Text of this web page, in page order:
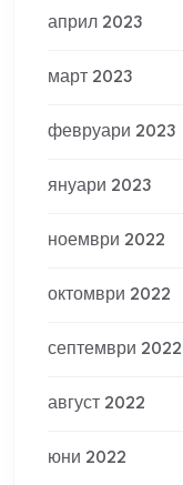
април 2023
март 2023
февруари 2023
януари 2023
ноември 2022
октомври 2022
септември 2022
август 2022
юни 2022